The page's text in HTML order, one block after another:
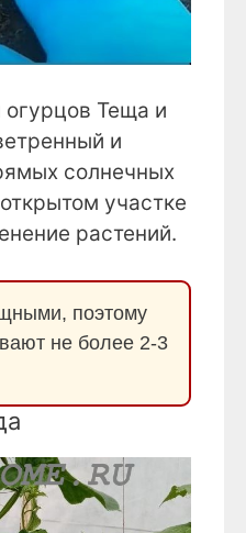
огурцов Теща и
и
солнечных
участке
растений.
поэтому
не более 2-3